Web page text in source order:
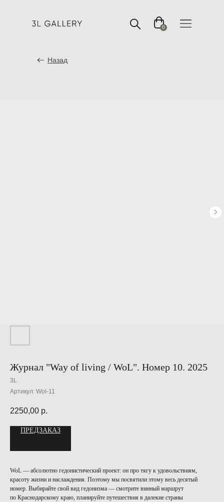
0
Назад
Журнал "Way of living / WoL". Номер 10. 2025
3L
Артикул: Wol-11
2250,00 р.
ПРЕДЗАКАЗ
WoL — абсолютно гедонистический проект: он про тягу к удовольствиям,
красоту жизни и наслаждения. Поэтому мы посвятили этому весь десятый
номер. Выбирайте свой вид ­ге­донизма — смотрите винный маршрут
по Краснодарскому краю, планируйте путешествия в далекие страны